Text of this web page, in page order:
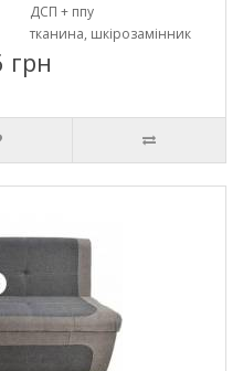
ДСП + ппу
тканина, шкірозамінник
грн